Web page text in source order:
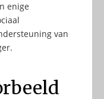
enige
van